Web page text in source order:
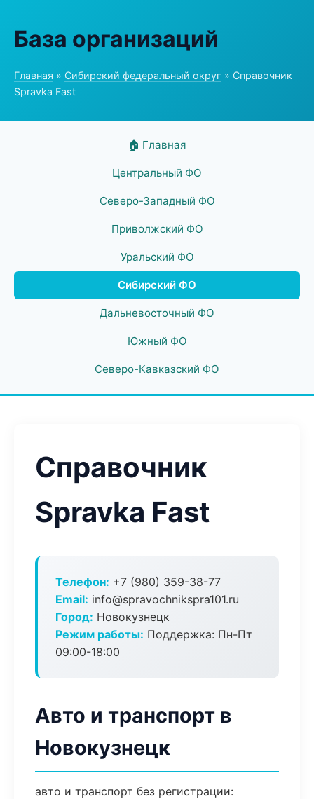
База организаций
Главная » Сибирский федеральный округ » Справочник
Spravka Fast
🏠 Главная
Центральный ФО
Северо-Западный ФО
Приволжский ФО
Уральский ФО
Сибирский ФО
Дальневосточный ФО
Южный ФО
Северо-Кавказский ФО
Справочник
Spravka Fast
Телефон: +7 (980) 359-38-77
Email: info@spravochnikspra101.ru
Город: Новокузнецк
Режим работы: Поддержка: Пн-Пт
09:00-18:00
Авто и транспорт в
Новокузнецк
авто и транспорт без регистрации: